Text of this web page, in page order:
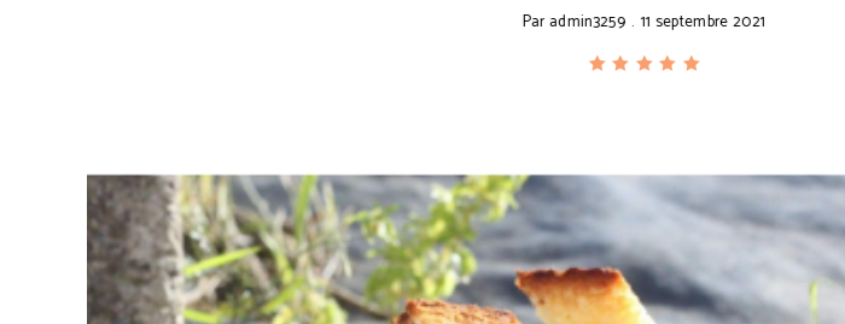
Paradmin3259 11 septembre 2021